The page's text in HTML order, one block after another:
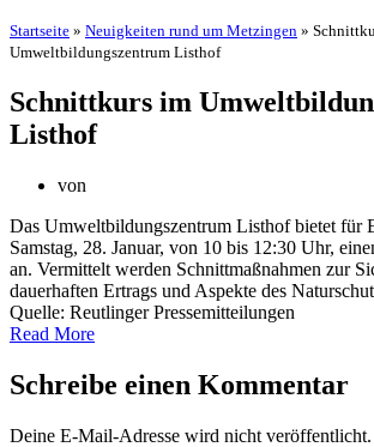
Startseite » Neuigkeiten rund um Metzingen »
Umweltbildungszentrum Listhof
Schnittkurs im
Listhof
von
Das Umweltbildungszentrum Listhof bietet für
Samstag, 28. Januar, von 10 bis 12:30 Uhr,
an. Vermittelt werden Schnittmaßnahmen zur
dauerhaften Ertrags und Aspekte des
Quelle: Reutlinger Pressemitteilungen
Read More
Schreibe einen Kommentar
Deine E-Mail-Adresse wird nicht veröffentlicht.